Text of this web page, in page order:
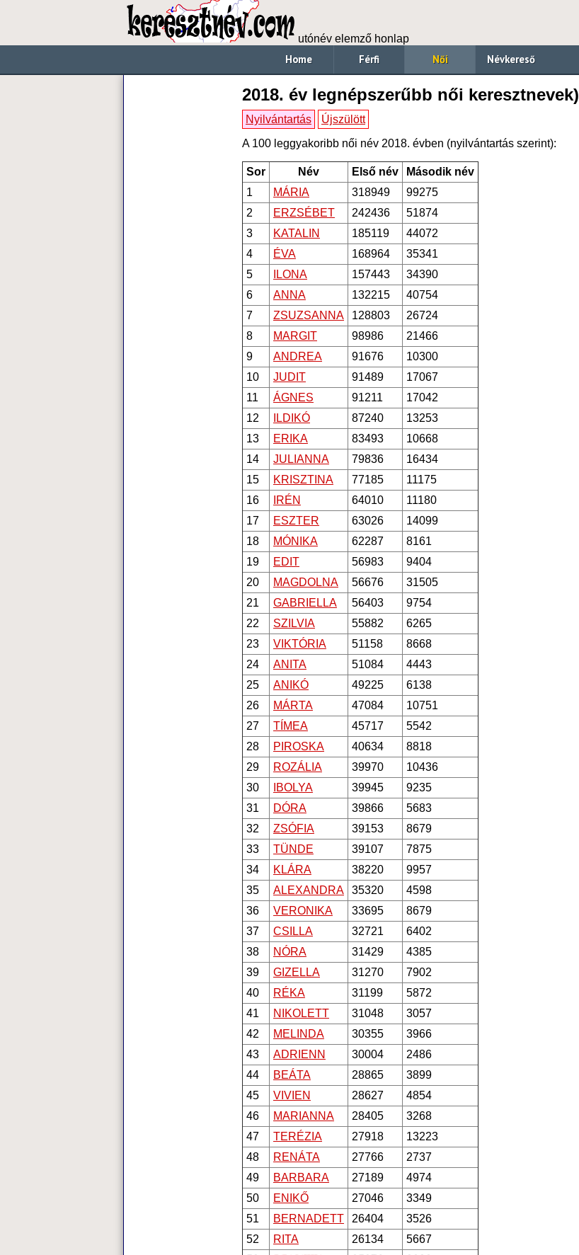
utónév elemző honlap
Home Férfi Női Névkereső
2018. év legnépszerűbb női keresztnevek)
Nyilvántartás
Újszülött
A 100 leggyakoribb női név 2018. évben (nyilvántartás szerint):
Sor Név Első név
Második név
1
MÁRIA 318949
99275
2
ERZSÉBET 242436
51874
3
KATALIN 185119
44072
4
ÉVA 168964
35341
5
ILONA 157443
34390
6
ANNA 132215
40754
7
ZSUZSANNA 128803
26724
8
MARGIT 98986
21466
9
ANDREA 91676
10300
10
JUDIT 91489
17067
11
ÁGNES 91211
17042
12
ILDIKÓ 87240
13253
13
ERIKA 83493
10668
14
JULIANNA 79836
16434
15
KRISZTINA 77185
11175
16
IRÉN 64010
11180
17
ESZTER 63026
14099
18
MÓNIKA 62287
8161
19
EDIT 56983
9404
20
MAGDOLNA 56676
31505
21
GABRIELLA 56403
9754
22
SZILVIA 55882
6265
23
VIKTÓRIA 51158
8668
24
ANITA 51084
4443
25
ANIKÓ 49225
6138
26
MÁRTA 47084
10751
27
TÍMEA 45717
5542
28
PIROSKA 40634
8818
29
ROZÁLIA 39970
10436
30
IBOLYA 39945
9235
31
DÓRA 39866
5683
32
ZSÓFIA 39153
8679
33
TÜNDE 39107
7875
34
KLÁRA 38220
9957
35
ALEXANDRA 35320
4598
36
VERONIKA 33695
8679
37
CSILLA 32721
6402
38
NÓRA 31429
4385
39
GIZELLA 31270
7902
40
RÉKA 31199
5872
41
NIKOLETT 31048
3057
42
MELINDA 30355
3966
43
ADRIENN 30004
2486
44
BEÁTA 28865
3899
45
VIVIEN 28627
4854
46
MARIANNA 28405
3268
47
TERÉZIA 27918
13223
48
RENÁTA 27766
2737
49
BARBARA 27189
4974
50
ENIKŐ 27046
3349
51
BERNADETT 26404
3526
52
RITA 26134
5667